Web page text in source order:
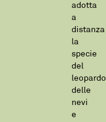
adotta
a
distanza
la
specie
del
leopardo
delle
nevi
e